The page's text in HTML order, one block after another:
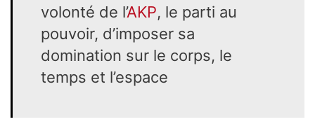
volonté de l’AKP, le parti au
pouvoir, d’imposer sa
domination sur le corps, le
temps et l’espace